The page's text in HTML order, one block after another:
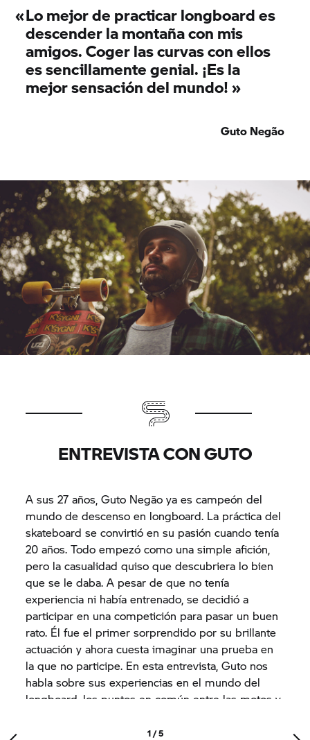
«Lo mejor de practicar longboard es
descender la montaña con mis
amigos. Coger las curvas con ellos
es sencillamente genial. ¡Es la
mejor sensación del mundo! »
Guto Negão
ENTREVISTA CON GUTO
A sus 27 años, Guto Negão ya es campeón del
mundo de descenso en longboard. La práctica del
skateboard se convirtió en su pasión cuando tenía
20 años. Todo empezó como una simple afición,
pero la casualidad quiso que descubriera lo bien
que se le daba. A pesar de que no tenía
experiencia ni había entrenado, se decidió a
participar en una competición para pasar un buen
rato. Él fue el primer sorprendido por su brillante
actuación y ahora cuesta imaginar una prueba en
la que no participe. En esta entrevista, Guto nos
habla sobre sus experiencias en el mundo del
longboard, los puntos en común entre las motos y
¿Cuánto tiempo hace que practicas longboard?
1 / 5